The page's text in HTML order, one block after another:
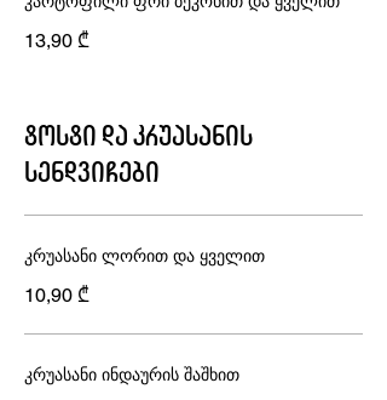
13,90 ₾
ტოსტი და კრუასანის
სენდვიჩები
კრუასანი ლორით და ყველით
10,90 ₾
კრუასანი ინდაურის შაშხით